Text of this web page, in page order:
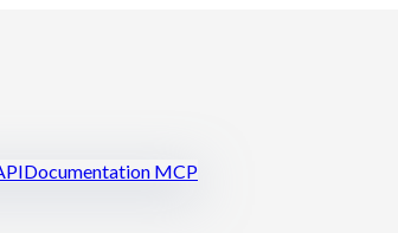
Documentation MCP